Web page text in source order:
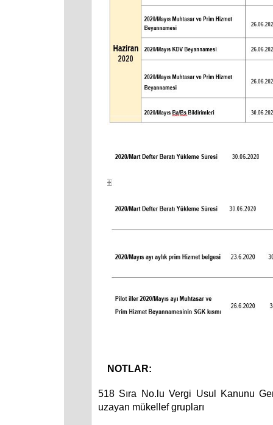
NOTLAR:
518 Sıra No.lu Vergi Usul Kanunu
uzayan mükellef grupları